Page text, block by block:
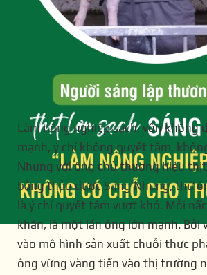
Làm nông nghiệp sạch, vốn không
mạnh, ý chí không quyết tâm,
Nhưng với ông chủ thương hiệu
bằng thảo dược Sáng Nhung, thứ
là ý chí quyết tâm vượt khó. Mỗi
khăn, là một lần ông lớn mạnh. Bởi
vào mô hình sản xuất chuỗi thực
ông vững vàng tiến vào thị trường